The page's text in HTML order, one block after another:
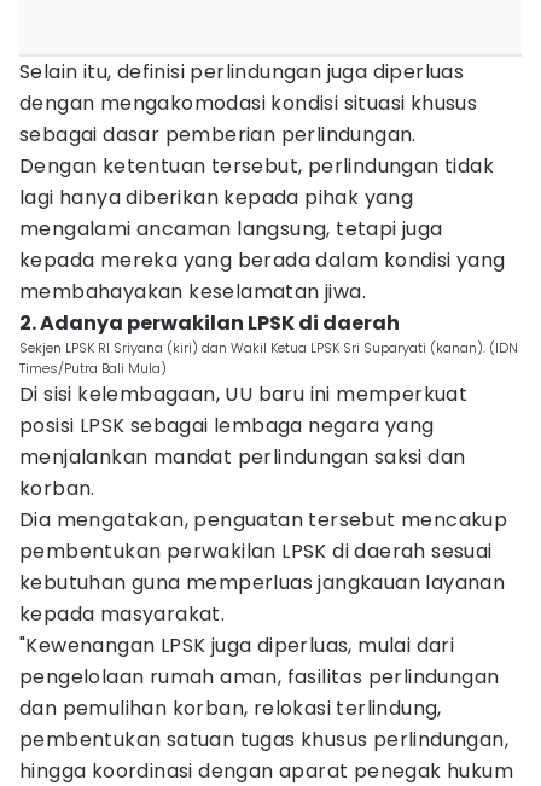
Selain itu, definisi perlindungan juga diperluas
dengan mengakomodasi kondisi situasi khusus
sebagai dasar pemberian perlindungan.
Dengan ketentuan tersebut, perlindungan tidak
lagi hanya diberikan kepada pihak yang
mengalami ancaman langsung, tetapi juga
kepada mereka yang berada dalam kondisi yang
membahayakan keselamatan jiwa.
2. Adanya perwakilan LPSK di daerah
Sekjen LPSK RI Sriyana (kiri) dan Wakil Ketua LPSK Sri Suparyati (kanan). (IDN
Times/Putra Bali Mula)
Di sisi kelembagaan, UU baru ini memperkuat
posisi LPSK sebagai lembaga negara yang
menjalankan mandat perlindungan saksi dan
korban.
Dia mengatakan, penguatan tersebut mencakup
pembentukan perwakilan LPSK di daerah sesuai
kebutuhan guna memperluas jangkauan layanan
kepada masyarakat.
"Kewenangan LPSK juga diperluas, mulai dari
pengelolaan rumah aman, fasilitas perlindungan
dan pemulihan korban, relokasi terlindung,
pembentukan satuan tugas khusus perlindungan,
hingga koordinasi dengan aparat penegak hukum